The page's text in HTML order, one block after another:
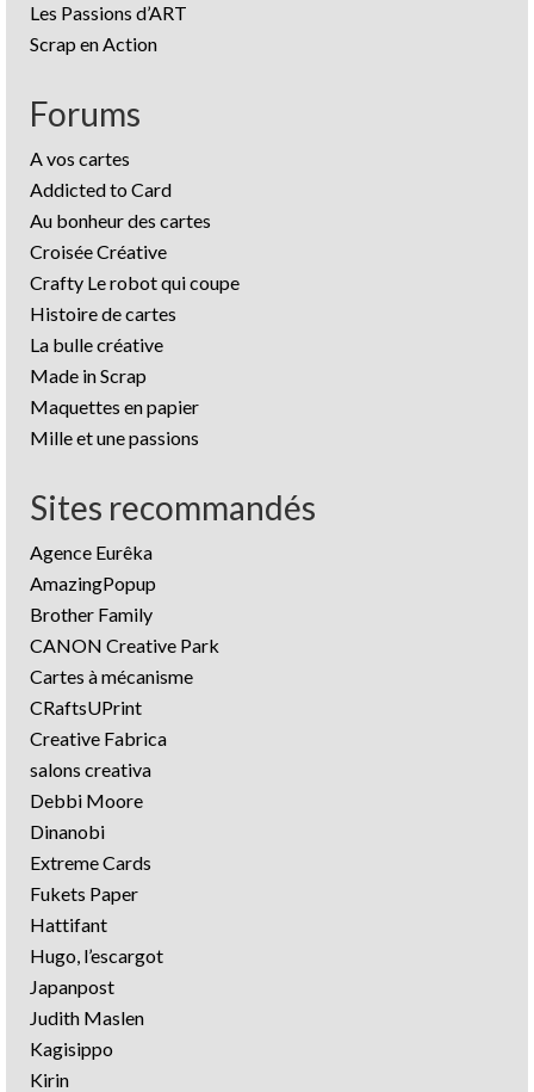
Les Passions d’ART
Scrap en Action
Forums
A vos cartes
Addicted to Card
Au bonheur des cartes
Croisée Créative
Crafty Le robot qui coupe
Histoire de cartes
La bulle créative
Made in Scrap
Maquettes en papier
Mille et une passions
Sites recommandés
Agence Eurêka
AmazingPopup
Brother Family
CANON Creative Park
Cartes à mécanisme
CRaftsUPrint
Creative Fabrica
salons creativa
Debbi Moore
Dinanobi
Extreme Cards
Fukets Paper
Hattifant
Hugo, l’escargot
Japanpost
Judith Maslen
Kagisippo
Kirin